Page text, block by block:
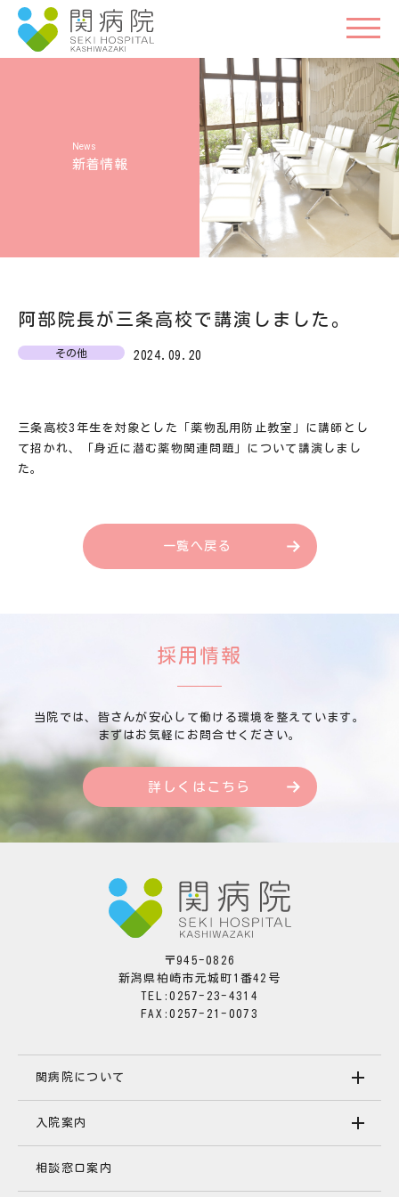
新着情報
阿部院長が三条高校で講演しました。
その他 2024.09.20
三条高校3年生を対象とした「薬物乱用防止教室」に講師とし
て招かれ、「身近に潜む薬物関連問題」について講演しまし
た。
一覧へ戻る
採用情報
当院では、皆さんが安心して働ける環境を整えています。
まずはお気軽にお問合せください。
詳しくはこちら
〒945-0826
新潟県柏崎市元城町1番42号
TEL:0257-23-4314
FAX:0257-21-0073
関病院について
入院案内
相談窓口案内